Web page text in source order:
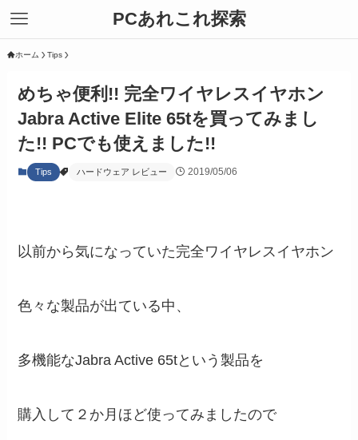
PCあれこれ探索
ホーム Tips
めちゃ便利!! 完全ワイヤレスイヤホン
Jabra Active Elite 65tを買ってみまし
た!! PCでも使えました!!
Tips ハードウェア レビュー 2019/05/06
以前から気になっていた完全ワイヤレスイヤホン
色々な製品が出ている中、
多機能なJabra Active 65tという製品を
購入して２か月ほど使ってみましたので